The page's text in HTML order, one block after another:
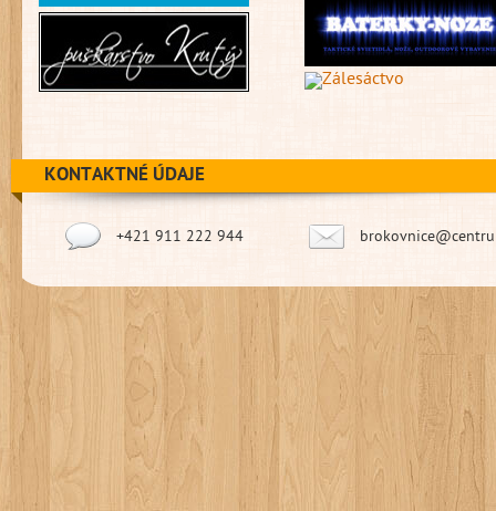
KONTAKTNÉ ÚDAJE
+421 911 222 944